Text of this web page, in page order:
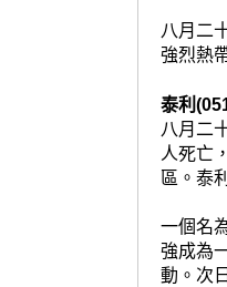
八月二
強烈熱
泰利
八月二
人死亡
區。泰
一個名
強成為
動。次